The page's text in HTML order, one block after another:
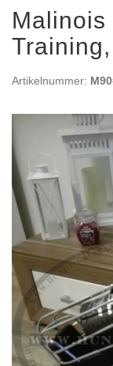
Malinois
Artikelnummer: